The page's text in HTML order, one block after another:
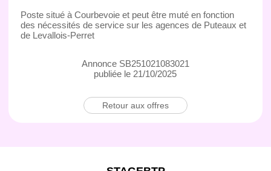
Poste situé à Courbevoie et peut être muté en fonction
des nécessités de service sur les agences de Puteaux et
de Levallois-Perret
Annonce SB251021083021
publiée le 21/10/2025
Retour aux offres